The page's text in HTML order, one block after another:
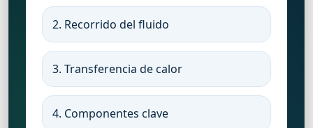
2. Recorrido del fluido
3. Transferencia de calor
4. Componentes clave